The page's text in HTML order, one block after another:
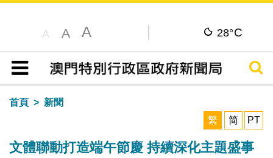
A A A 28°C
目錄
搜尋
首頁
新聞
繁
简 PT
文體聯動打造端午節慶 持續深化主題盛事